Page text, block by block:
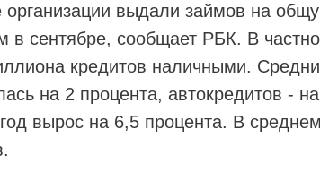
организации выдали займов на
в сентябре, сообщает РБК. В
кредитов наличными.
на 2 процента, автокредитов -
вырос на 6,5 процента. В